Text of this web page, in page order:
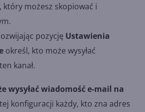
który możesz skopiować i
pozycję Ustawienia
określ, kto może wysyłać
kanał.
wysyłać wiadomość e-mail na
konfiguracji każdy, kto zna adres